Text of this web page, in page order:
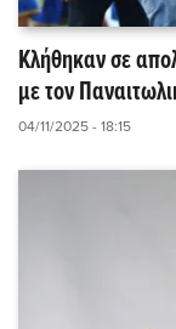
Κλήθηκαν σε
με τον
04/11/2025 - 18:15